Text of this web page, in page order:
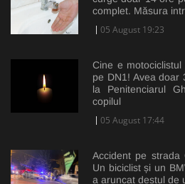
complet. Măsura
05 August 19:23
Cine e
pe DN1! Avea doar
la Penitenciarul
copilul
05 August 17:44
Accident pe strada
Un biciclist și un
a aruncat destul de